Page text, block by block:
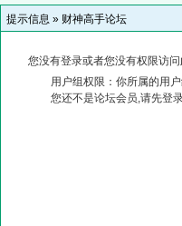
提示信息 » 财神高手论坛
您没有登录或者您没有权限访
用户组权限：你所属的用
您还不是论坛会员,请先登